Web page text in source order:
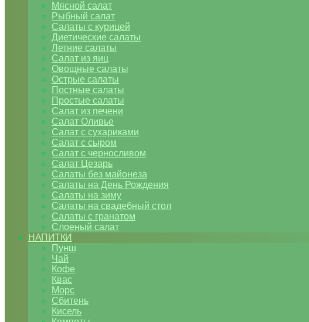
Мясной салат
Рыбный салат
Салаты с курицей
Диетические салаты
Летние салаты
Салат из яиц
Овощные салаты
Острые салаты
Постные салаты
Простые салаты
Салат из печени
Салат Оливье
Салат с сухариками
Салат с сыром
Салат с черносливом
Салат Цезарь
Салаты без майонеза
Салаты на День Рождения
Салаты на зиму
Салаты на свадебный стол
Салаты с гранатом
Слоеный салат
НАПИТКИ
Пунш
Чай
Кофе
Квас
Морс
Сбитень
Кисель